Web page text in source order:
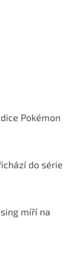
Pokémon
do série
míří na